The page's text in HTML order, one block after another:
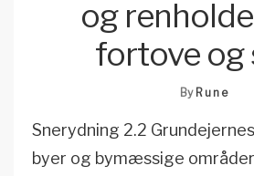
og
fortove og
By Rune
Snerydning 2.2
byer og bymæssige